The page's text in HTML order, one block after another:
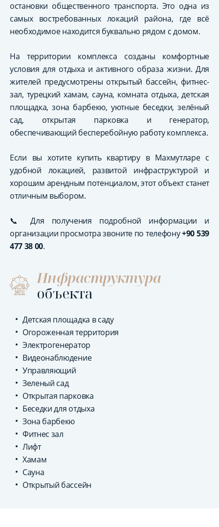
остановки общественного транспорта. Это одна из
самых востребованных локаций района, где всё
необходимое находится буквально рядом с домом.
На территории комплекса созданы комфортные
условия для отдыха и активного образа жизни. Для
жителей предусмотрены открытый бассейн, фитнес-
зал, турецкий хамам, сауна, комната отдыха, детская
площадка, зона барбекю, уютные беседки, зелёный
сад, открытая парковка и генератор,
обеспечивающий бесперебойную работу комплекса.
Если вы хотите купить квартиру в Махмутларе с
удобной локацией, развитой инфраструктурой и
хорошим арендным потенциалом, этот объект станет
отличным выбором.
📞 Для получения подробной информации и
организации просмотра звоните по телефону+90 539
477 38 00.
Инфраструктура
объекта
Детская площадка в саду
Огороженная территория
Электрогенератор
Видеонаблюдение
Управляющий
Зеленый сад
Открытая парковка
Беседки для отдыха
Зона барбекю
Фитнес зал
Лифт
Хамам
Сауна
Открытый бассейн